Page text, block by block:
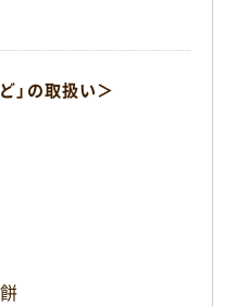
」の取扱い＞